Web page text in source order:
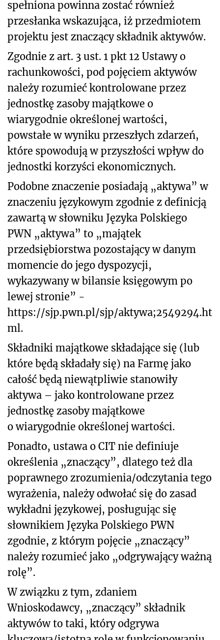
spełniona powinna zostać również
przesłanka wskazująca, iż przedmiotem
projektu jest znaczący składnik aktywów.
Zgodnie z art. 3 ust. 1 pkt 12 Ustawy o
rachunkowości, pod pojęciem aktywów
należy rozumieć kontrolowane przez
jednostkę zasoby majątkowe o
wiarygodnie określonej wartości,
powstałe w wyniku przeszłych zdarzeń,
które spowodują w przyszłości wpływ do
jednostki korzyści ekonomicznych.
Podobne znaczenie posiadają „aktywa” w
znaczeniu językowym zgodnie z definicją
zawartą w słowniku Języka Polskiego
PWN „aktywa” to „majątek
przedsiębiorstwa pozostający w danym
momencie do jego dyspozycji,
wykazywany w bilansie księgowym po
lewej stronie” -
https://sjp.pwn.pl/sjp/aktywa;2549294.ht
ml.
Składniki majątkowe składające się (lub
które będą składały się) na Farmę jako
całość będą niewątpliwie stanowiły
aktywa – jako kontrolowane przez
jednostkę zasoby majątkowe
o wiarygodnie określonej wartości.
Ponadto, ustawa o CIT nie definiuje
określenia „znaczący”, dlatego też dla
poprawnego zrozumienia/odczytania tego
wyrażenia, należy odwołać się do zasad
wykładni językowej, posługując się
słownikiem Języka Polskiego PWN
zgodnie, z którym pojęcie „znaczący”
należy rozumieć jako „odgrywający ważną
rolę”.
W związku z tym, zdaniem
Wnioskodawcy, „znaczący” składnik
aktywów to taki, który odgrywa